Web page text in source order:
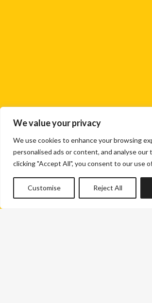
We value your privacy
We use cookies to enhance your browsing
personalised ads or content, and analyse our
clicking "Accept All", you consent to our use
Customise Reject All